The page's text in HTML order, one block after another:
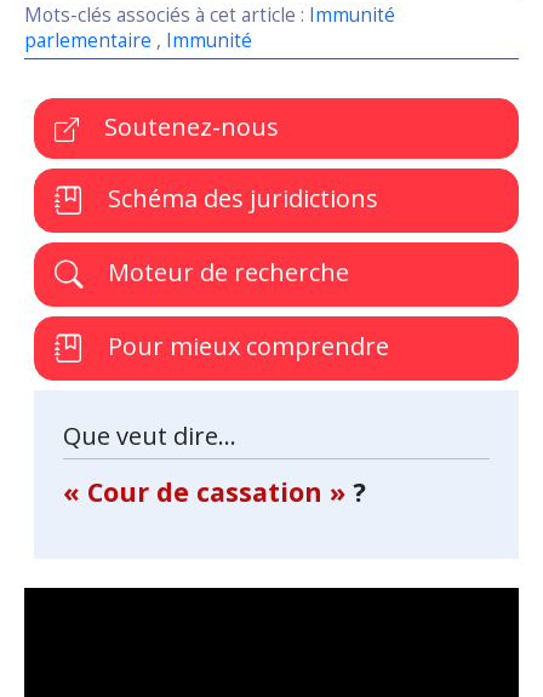
Mots-clés associés à cet article : Immunité
parlementaire , Immunité
Soutenez-nous
Schéma des juridictions
Moteur de recherche
Pour mieux comprendre
Que veut dire...
« Cour de cassation » ?